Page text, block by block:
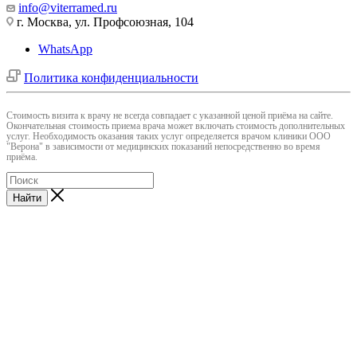
info@viterramed.ru
г. Москва, ул. Профсоюзная, 104
WhatsApp
Политика конфиденциальности
Cтоимость визита к врачу не всегда совпадает с указанной ценой приёма на сайте.
Окончательная стоимость приема врача может включать стоимость дополнительных
услуг. Необходимость оказания таких услуг определяется врачом клиники ООО
"Верона" в зависимости от медицинских показаний непосредственно во время
приёма.
Найти